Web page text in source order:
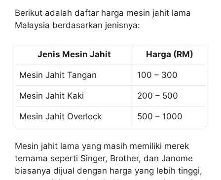
Berikut adalah daftar harga mesin jahit lama
Malaysia berdasarkan jenisnya:
Jenis Mesin Jahit Harga (RM)
Mesin Jahit Tangan 100 – 300
Mesin Jahit Kaki 200 – 500
Mesin Jahit Overlock 500 – 1000
Mesin jahit lama yang masih memiliki merek
ternama seperti Singer, Brother, dan Janome
biasanya dijual dengan harga yang lebih tinggi,